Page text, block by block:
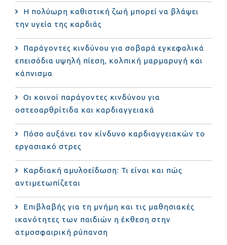
Η πολύωρη καθιστική ζωή μπορεί να βλάψει
την υγεία της καρδιάς
Παράγοντες κινδύνου για σοβαρά εγκεφαλικά
επεισόδια υψηλή πίεση, κολπική μαρμαρυγή και
κάπνισμα
Οι κοινοί παράγοντες κινδύνου για
οστεοαρθρίτιδα και καρδιαγγειακά
Πόσο αυξάνει τον κίνδυνο καρδιαγγειακών το
εργασιακό στρες
Καρδιακή αμυλοείδωση: Τι είναι και πώς
αντιμετωπίζεται
Επιβλαβής για τη μνήμη και τις μαθησιακές
ικανότητες των παιδιών η έκθεση στην
ατμοσφαιρική ρύπανση